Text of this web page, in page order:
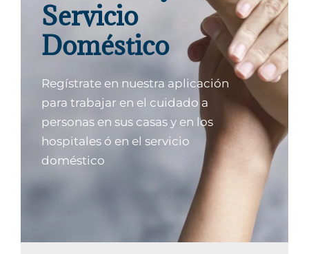
Servicio
Doméstico
Regístrate en nuestra aplicación
para trabajar en el cuidado a
personas en sus casas y en los
hospitales ó en el servicio
doméstico